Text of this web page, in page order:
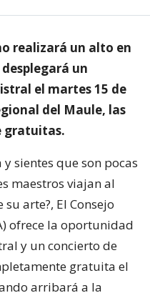
realizará un alto en
un
el martes 15 de
del Maule, las
gratuitas.
sientes que son pocas
maestros viajan al
arte?, El Consejo
ofrece la oportunidad
y un concierto de
gratuita el
arribará a la